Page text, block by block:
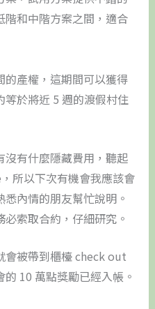
和中階方案之間，適合
的產權，這期間可以獲得
於將近 5 週的渡假村住
沒有什麼隱藏費用，聽起
所以下次有機會我應該會
內情的朋友幫忙說明。
索取合約，仔細研究。
會被帶到櫃檯 check out
10 萬點獎勵已經入帳。